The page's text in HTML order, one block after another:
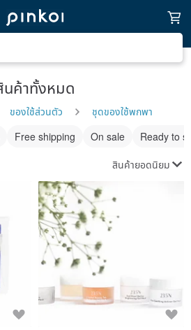
นค้าทั้งหมด
ของใช้ส่วนตัว
ชุดของใช้พกพา
Free shipping On sale Ready to
สินค้ายอดนิยม